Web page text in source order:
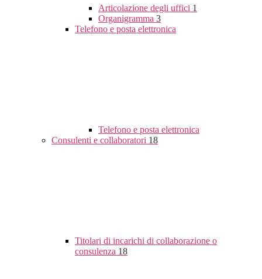
Articolazione degli uffici 1
Organigramma 3
Telefono e posta elettronica
Telefono e posta elettronica
Consulenti e collaboratori 18
Titolari di incarichi di collaborazione o
consulenza 18